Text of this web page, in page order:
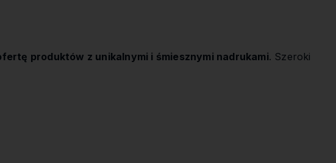
produktów z unikalnymi i śmiesznymi nadrukami. Szeroki